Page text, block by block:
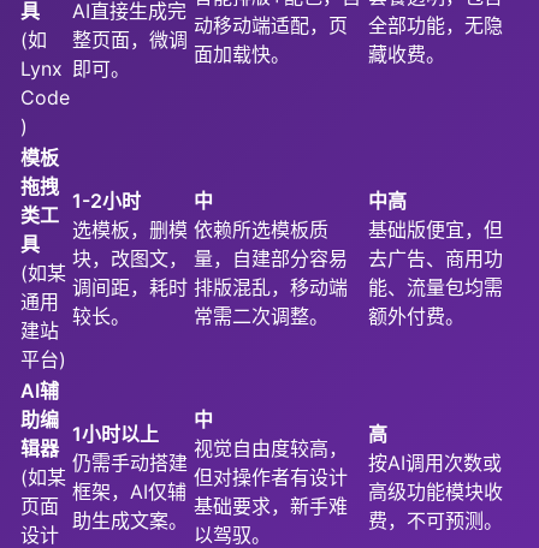
具
(如
Lynx
Code
)
AI直接生成完
整页面，微调
即可。
动移动端适配，页
面加载快。
全部功能，无隐
藏收费。
模板
拖拽
类工
具
(如某
通用
建站
平台)
1-2小时
选模板，删模
块，改图文，
调间距，耗时
较长。
中
依赖所选模板质
量，自建部分容易
排版混乱，移动端
常需二次调整。
中高
基础版便宜，但
去广告、商用功
能、流量包均需
额外付费。
AI辅
助编
辑器
(如某
页面
设计
1小时以上
仍需手动搭建
框架，AI仅辅
助生成文案。
中
视觉自由度较高，
但对操作者有设计
基础要求，新手难
以驾驭。
高
按AI调用次数或
高级功能模块收
费，不可预测。